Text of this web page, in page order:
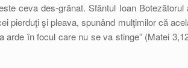
ceva des-grânat. Sfântul Ioan Botezătorul
pierduţi şi pleava, spunând mulţimilor că
în focul care nu se va stinge” (Matei